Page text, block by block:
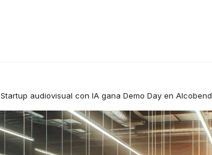
Startup audiovisual con IA gana Demo Day en